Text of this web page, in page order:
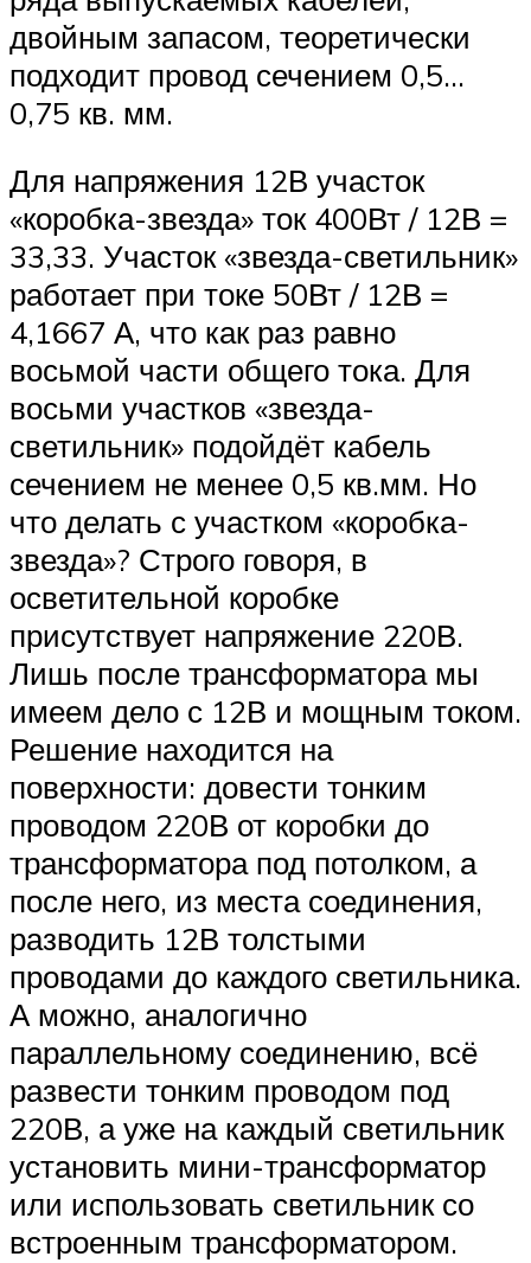
двойным запасом, теоретически
подходит провод сечением 0,5…
0,75 кв. мм.
Для напряжения 12В участок
«коробка-звезда» ток 400Вт / 12В =
33,33. Участок «звезда-светильник»
работает при токе 50Вт / 12В =
4,1667 А, что как раз равно
восьмой части общего тока. Для
восьми участков «звезда-
светильник» подойдёт кабель
сечением не менее 0,5 кв.мм. Но
что делать с участком «коробка-
звезда»? Строго говоря, в
осветительной коробке
присутствует напряжение 220В.
Лишь после трансформатора мы
имеем дело с 12В и мощным током.
Решение находится на
поверхности: довести тонким
проводом 220В от коробки до
трансформатора под потолком, а
после него, из места соединения,
разводить 12В толстыми
проводами до каждого светильника.
А можно, аналогично
параллельному соединению, всё
развести тонким проводом под
220В, а уже на каждый светильник
установить мини-трансформатор
или использовать светильник со
встроенным трансформатором.